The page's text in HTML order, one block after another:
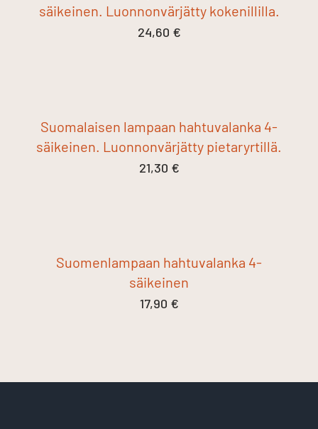
säikeinen. Luonnonvärjätty kokenillilla.
24,60 €
Suomalaisen lampaan hahtuvalanka 4-
säikeinen. Luonnonvärjätty pietaryrtillä.
21,30 €
Suomenlampaan hahtuvalanka 4-
säikeinen
17,90 €